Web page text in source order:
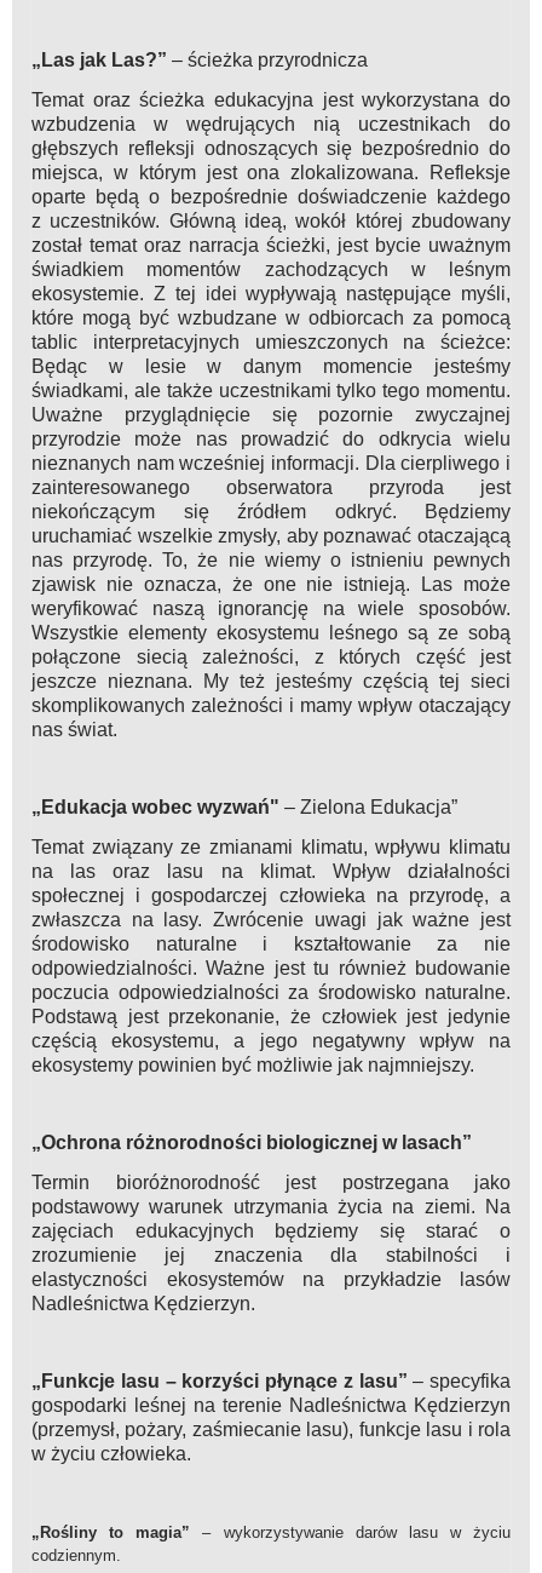
„Las jak Las?” – ścieżka przyrodnicza
Temat oraz ścieżka edukacyjna jest wykorzystana do
wzbudzenia w wędrujących nią uczestnikach do
głębszych refleksji odnoszących się bezpośrednio do
miejsca, w którym jest ona zlokalizowana. Refleksje
oparte będą o bezpośrednie doświadczenie każdego
z uczestników. Główną ideą, wokół której zbudowany
został temat oraz narracja ścieżki, jest bycie uważnym
świadkiem momentów zachodzących w leśnym
ekosystemie. Z tej idei wypływają następujące myśli,
które mogą być wzbudzane w odbiorcach za pomocą
tablic interpretacyjnych umieszczonych na ścieżce:
Będąc w lesie w danym momencie jesteśmy
świadkami, ale także uczestnikami tylko tego momentu.
Uważne przyglądnięcie się pozornie zwyczajnej
przyrodzie może nas prowadzić do odkrycia wielu
nieznanych nam wcześniej informacji. Dla cierpliwego i
zainteresowanego obserwatora przyroda jest
niekończącym się źródłem odkryć. Będziemy
uruchamiać wszelkie zmysły, aby poznawać otaczającą
nas przyrodę. To, że nie wiemy o istnieniu pewnych
zjawisk nie oznacza, że one nie istnieją. Las może
weryfikować naszą ignorancję na wiele sposobów.
Wszystkie elementy ekosystemu leśnego są ze sobą
połączone siecią zależności, z których część jest
jeszcze nieznana. My też jesteśmy częścią tej sieci
skomplikowanych zależności i mamy wpływ otaczający
nas świat.
„Edukacja wobec wyzwań" – Zielona Edukacja”
Temat związany ze zmianami klimatu, wpływu klimatu
na las oraz lasu na klimat. Wpływ działalności
społecznej i gospodarczej człowieka na przyrodę, a
zwłaszcza na lasy. Zwrócenie uwagi jak ważne jest
środowisko naturalne i kształtowanie za nie
odpowiedzialności. Ważne jest tu również budowanie
poczucia odpowiedzialności za środowisko naturalne.
Podstawą jest przekonanie, że człowiek jest jedynie
częścią ekosystemu, a jego negatywny wpływ na
ekosystemy powinien być możliwie jak najmniejszy.
„Ochrona różnorodności biologicznej w lasach”
Termin bioróżnorodność jest postrzegana jako
podstawowy warunek utrzymania życia na ziemi. Na
zajęciach edukacyjnych będziemy się starać o
zrozumienie jej znaczenia dla stabilności i
elastyczności ekosystemów na przykładzie lasów
Nadleśnictwa Kędzierzyn.
„Funkcje lasu – korzyści płynące z lasu” – specyfika
gospodarki leśnej na terenie Nadleśnictwa Kędzierzyn
(przemysł, pożary, zaśmiecanie lasu), funkcje lasu i rola
w życiu człowieka.
„Rośliny to magia” – wykorzystywanie darów lasu w życiu
codziennym.